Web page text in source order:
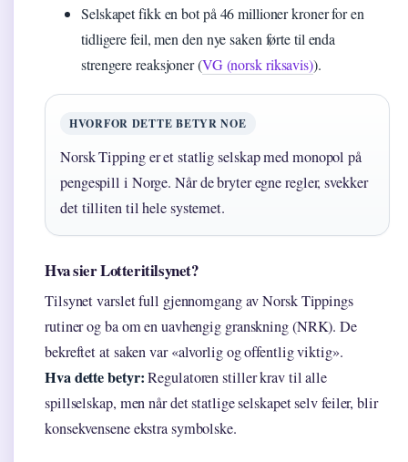
Selskapet fikk en bot på 46 millioner kroner for en
tidligere feil, men den nye saken førte til enda
strengere reaksjoner (VG (norsk riksavis)).
HVORFOR DETTE BETYR NOE
Norsk Tipping er et statlig selskap med monopol på
pengespill i Norge. Når de bryter egne regler, svekker
det tilliten til hele systemet.
Hva sier Lotteritilsynet?
Tilsynet varslet full gjennomgang av Norsk Tippings
rutiner og ba om en uavhengig granskning (NRK). De
bekreftet at saken var «alvorlig og offentlig viktig».
Hva dette betyr:Regulatoren stiller krav til alle
spillselskap, men når det statlige selskapet selv feiler, blir
konsekvensene ekstra symbolske.